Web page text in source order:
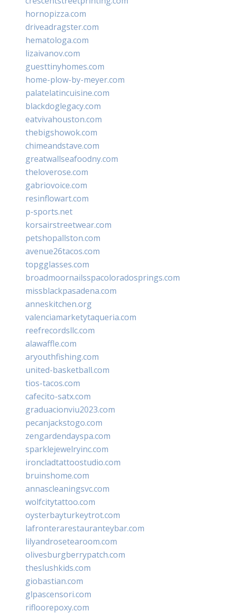
hornopizza.com
driveadragster.com
hematologa.com
lizaivanov.com
guesttinyhomes.com
home-plow-by-meyer.com
palatelatincuisine.com
blackdoglegacy.com
eatvivahouston.com
thebigshowok.com
chimeandstave.com
greatwallseafoodny.com
theloverose.com
gabriovoice.com
resinflowart.com
p-sports.net
korsairstreetwear.com
petshopallston.com
avenue26tacos.com
topgglasses.com
broadmoornailsspacoloradosprings.com
missblackpasadena.com
anneskitchen.org
valenciamarketytaqueria.com
reefrecordsllc.com
alawaffle.com
aryouthfishing.com
united-basketball.com
tios-tacos.com
cafecito-satx.com
graduacionviu2023.com
pecanjackstogo.com
zengardendayspa.com
sparklejewelryinc.com
ironcladtattoostudio.com
bruinshome.com
annascleaningsvc.com
wolfcitytattoo.com
oysterbayturkeytrot.com
lafronterarestauranteybar.com
lilyandrosetearoom.com
olivesburgberrypatch.com
theslushkids.com
giobastian.com
glpascensori.com
rifloorepoxy.com